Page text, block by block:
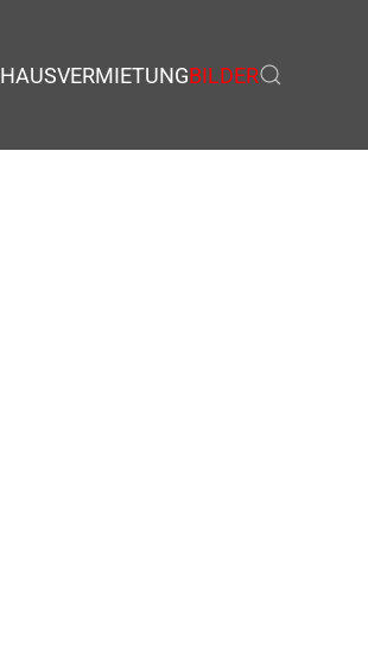
HAUSVERMIETUNGBILDER